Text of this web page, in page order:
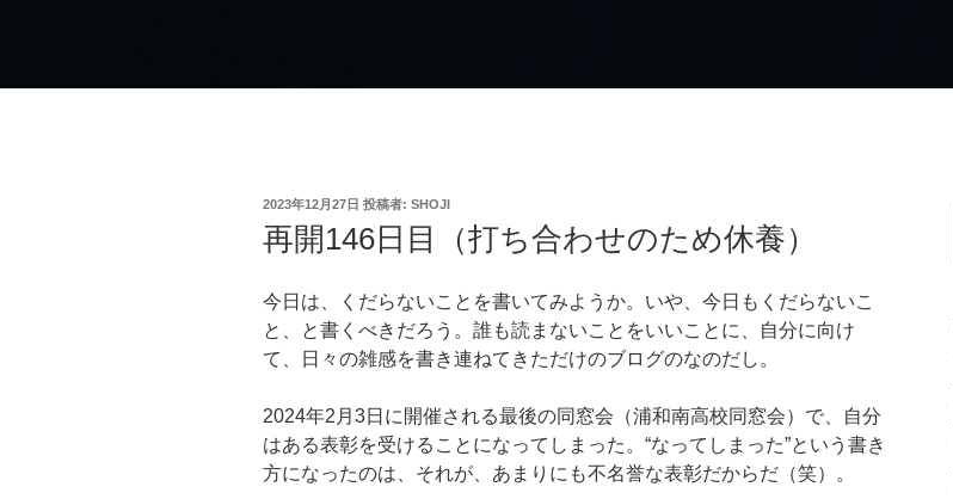
投
日:
2023年12月27日 投稿者: SHOJI
再開146日目（打ち合わせのため休養）
今日は、くだらないことを書いてみようか。いや、今日もくだらないこ
と、と書くべきだろう。誰も読まないことをいいことに、自分に向け
て、日々の雑感を書き連ねてきただけのブログのなのだし。
2024年2月3日に開催される最後の同窓会（浦和南高校同窓会）で、自分
はある表彰を受けることになってしまった。“なってしまった”という書き
方になったのは、それが、あまりにも不名誉な表彰だからだ（笑）。